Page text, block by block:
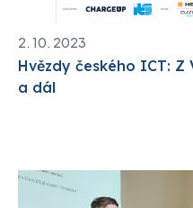
2. 10. 2023
Hvězdy českého ICT:
a dál